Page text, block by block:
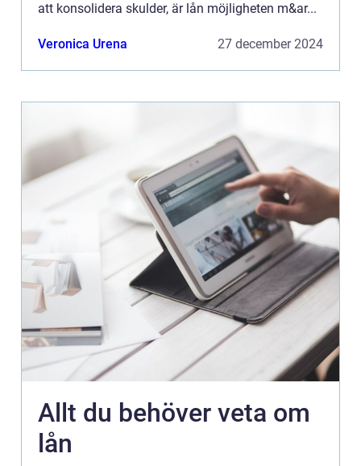
att konsolidera skulder, är lån möjligheten m&ar...
Veronica Urena 27 december 2024
Allt du behöver veta om
lån